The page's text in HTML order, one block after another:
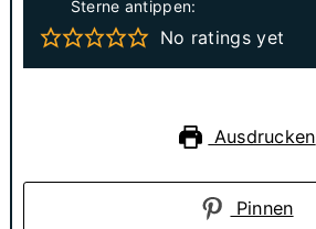
Sterne antippen:
No ratings yet
Ausdrucken
Pinnen